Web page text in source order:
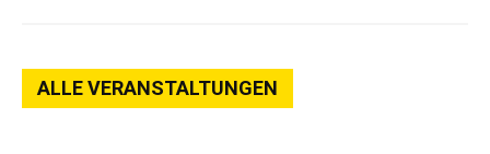
ALLE VERANSTALTUNGEN